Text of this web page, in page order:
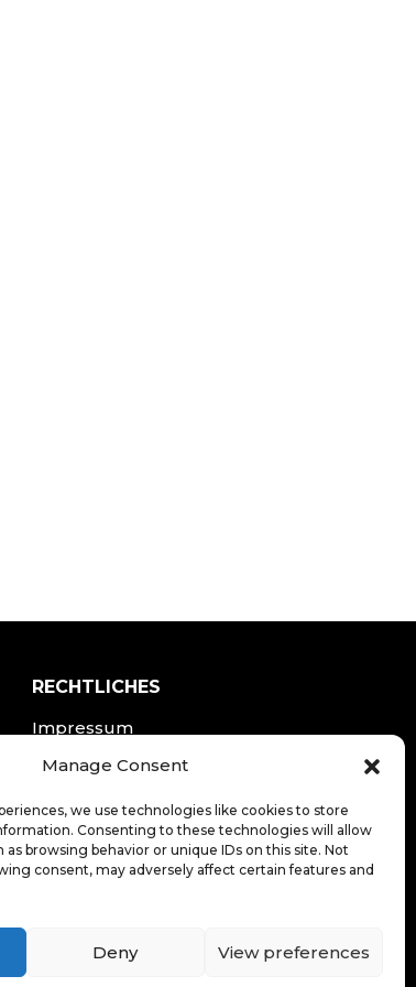
Manage Consent
we use technologies like cookies to store
Consenting to these technologies will allow
as browsing behavior or unique IDs on this site. Not
consent, may adversely affect certain features and
Deny View preferences
RECHTLICHES
Impressum
Datenschutzerklärung
LOGIN